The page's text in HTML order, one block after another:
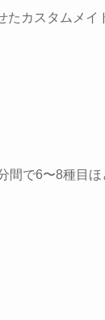
たカスタムメイ
間で6〜8種目ほ